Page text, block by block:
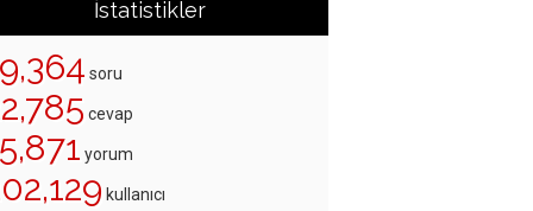
İstatistikler
soru
cevap
yorum
kullanıcı